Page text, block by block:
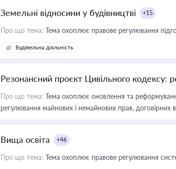
Земельні відносини у будівництві +15
Про що тема: Тема охоплює правове регулювання
Будівельна діяльність
Резонансний проєкт Цивільного кодексу:
Про що тема: Тема охоплює оновлення та
регулювання майнових і немайнових прав, договірних
Вища освіта +46
Про що тема: Тема охоплює правове регулювання